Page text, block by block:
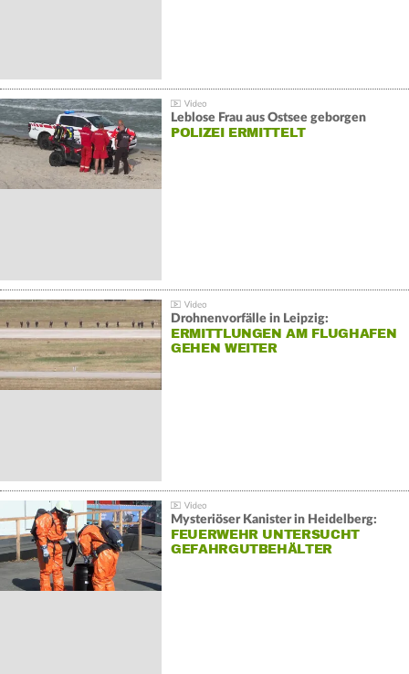
Leblose Frau aus Ostsee geborgen
POLIZEI ERMITTELT
Drohnenvorfälle in Leipzig:
ERMITTLUNGEN AM FLUGHAFEN
GEHEN WEITER
Mysteriöser Kanister in Heidelberg:
FEUERWEHR UNTERSUCHT
GEFAHRGUTBEHÄLTER